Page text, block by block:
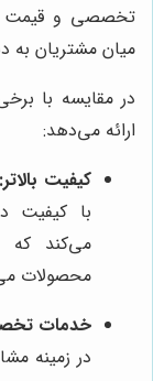
تخصصی و قیمت
میان مشتریان به
در مقایسه با برخی
ارائه می‌دهد:
کیفیت بالاتر:
با کیفیت
می‌کند که
محصولات
خدمات
در زمینه